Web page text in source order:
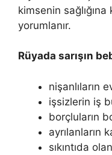
kimsenin
yorumlanır.
Rüyada sarışın
nişanlıların
işsizlerin iş
borçluların
ayrılanların
sıkıntıda